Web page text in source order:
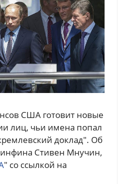
США готовит новые
лиц, чьи имена попал
доклад". Об
Стивен Мнучин,
" со ссылкой на